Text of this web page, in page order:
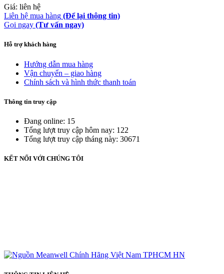
Giá: liên hệ
Liên hệ mua hàng (Để lại thông tin)
Gọi ngay (Tư vấn ngay)
Hỗ trợ khách hàng
Hướng dẫn mua hàng
Vận chuyển – giao hàng
Chính sách và hình thức thanh toán
Thông tin truy cập
Đang online: 15
Tổng lượt truy cập hôm nay: 122
Tổng lượt truy cập tháng này: 30671
KẾT NỐI VỚI CHÚNG TÔI